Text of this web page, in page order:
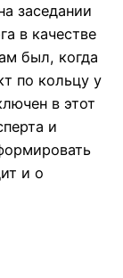
заседании
в качестве
был, когда
по кольцу у
в этот
и
и о